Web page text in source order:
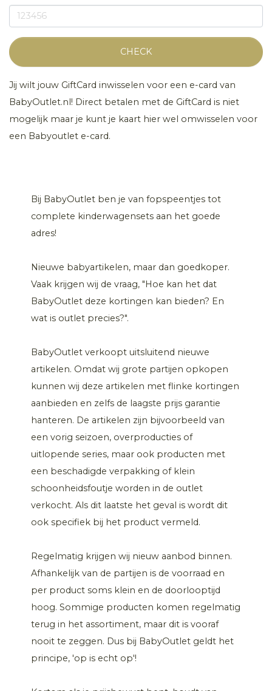
CHECK
Jij wilt jouw GiftCard inwisselen voor een e-card van
BabyOutlet.nl! Direct betalen met de GiftCard is niet
mogelijk maar je kunt je kaart hier wel omwisselen voor
een Babyoutlet e-card.
Bij BabyOutlet ben je van fopspeentjes tot
complete kinderwagensets aan het goede
adres!
Nieuwe babyartikelen, maar dan goedkoper.
Vaak krijgen wij de vraag, "Hoe kan het dat
BabyOutlet deze kortingen kan bieden? En
wat is outlet precies?".
BabyOutlet verkoopt uitsluitend nieuwe
artikelen. Omdat wij grote partijen opkopen
kunnen wij deze artikelen met flinke kortingen
aanbieden en zelfs de laagste prijs garantie
hanteren. De artikelen zijn bijvoorbeeld van
een vorig seizoen, overproducties of
uitlopende series, maar ook producten met
een beschadigde verpakking of klein
schoonheidsfoutje worden in de outlet
verkocht. Als dit laatste het geval is wordt dit
ook specifiek bij het product vermeld.
Regelmatig krijgen wij nieuw aanbod binnen.
Afhankelijk van de partijen is de voorraad en
per product soms klein en de doorlooptijd
hoog. Sommige producten komen regelmatig
terug in het assortiment, maar dit is vooraf
nooit te zeggen. Dus bij BabyOutlet geldt het
principe, 'op is echt op'!